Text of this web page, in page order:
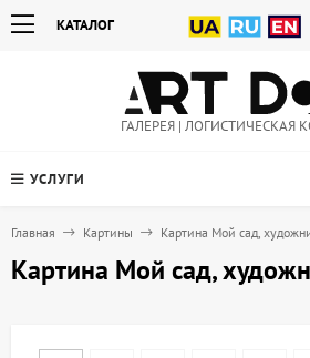
КАТАЛОГ
ГАЛЕРЕЯ | ЛОГИСТИЧЕСКАЯ
УСЛУГИ
Главная Картины Картина Мой сад,
Картина Мой сад,